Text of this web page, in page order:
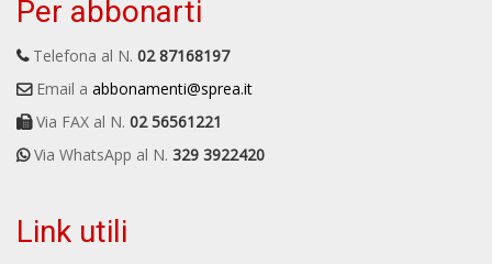
Per abbonarti
Telefona al N. 02 87168197
Email a abbonamenti@sprea.it
Via FAX al N. 02 56561221
Via WhatsApp al N. 329 3922420
Link utili